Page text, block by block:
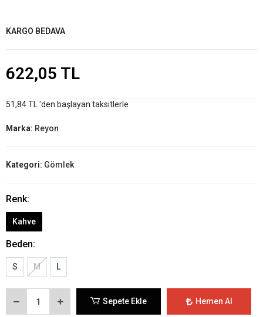
KARGO BEDAVA
622,05 TL
51,84 TL 'den başlayan taksitlerle
Marka: Reyon
Kategori: Gömlek
Renk:
Kahve
Beden:
S M L
Sepete Ekle Hemen Al